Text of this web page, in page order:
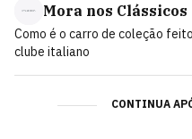
Mora nos Clássicos
Como é o carro de coleção
clube italiano
CONTINUA